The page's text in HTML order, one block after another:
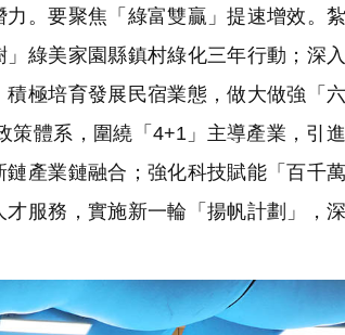
。要聚焦「綠富雙贏」提速增效。
綠美家園縣鎮村綠化三年行動；深
極培育發展民宿業態，做大做強「
體系，圍繞「4+1」主導產業，引
產業鏈融合；強化科技賦能「百千
服務，實施新一輪「揚帆計劃」，